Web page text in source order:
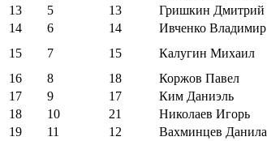
13
5 13 Гришкин Дмитрий
14
6 14 Ивченко Владимир
15
7 15 Калугин Михаил
16
8 18 Коржов Павел
17
9 17 Ким Даниэль
18
10 21 Николаев Игорь
19
11 12 Вахминцев Данила